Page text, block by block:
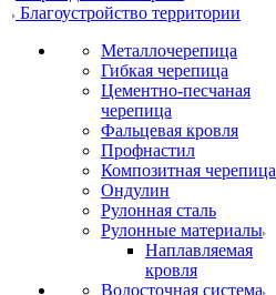
Благоустройство территории
Металлочерепица
Гибкая черепица
Цементно-песчаная
черепица
Фальцевая кровля
Профнастил
Композитная черепица
Ондулин
Рулонная сталь
Рулонные материалы
Наплавляемая
кровля
Водосточная система